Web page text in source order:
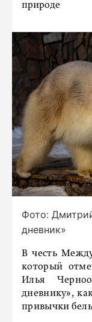
природе
Фото:
дневник»
В честь
который
Илья
дневнику»,
привычки